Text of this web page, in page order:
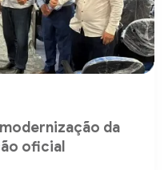
da
oficial